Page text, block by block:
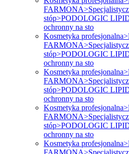
stóp>PODOLOGIC
ochronny na sto
Kosmetyka
stóp>PODOLOGIC
ochronny na sto
Kosmetyka
stóp>PODOLOGIC
ochronny na sto
Kosmetyka
stóp>PODOLOGIC
ochronny na sto
Kosmetyka